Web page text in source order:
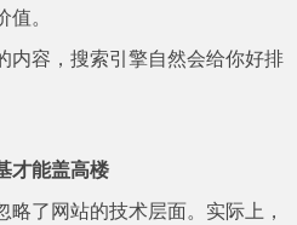
值。
容，搜索引擎自然会给你好排
才能盖高楼
了网站的技术层面。实际上，